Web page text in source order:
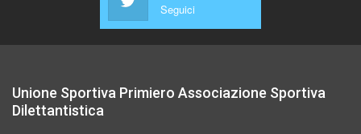
Seguici
Unione Sportiva Primiero Associazione Sportiva
Dilettantistica